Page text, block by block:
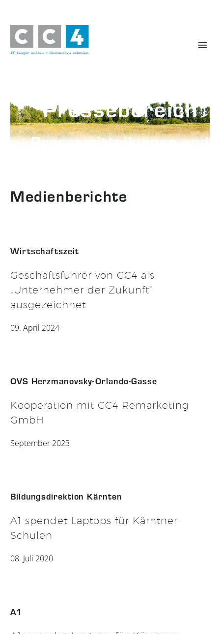
Pressebereich
Pressemitteilungen und
Medienberichte
Wirtschaftszeit
Geschäftsführer von CC4 als
„Unternehmer der Zukunft“
ausgezeichnet
09. April 2024
OVS Herzmanovsky-Orlando-Gasse
Kooperation mit CC4 Remarketing
GmbH
September 2023
Bildungsdirektion Kärnten
A1 spendet Laptops für Kärntner
Schulen
08. Juli 2020
A1